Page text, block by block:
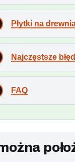
Płytki na
Najczęstsze
FAQ